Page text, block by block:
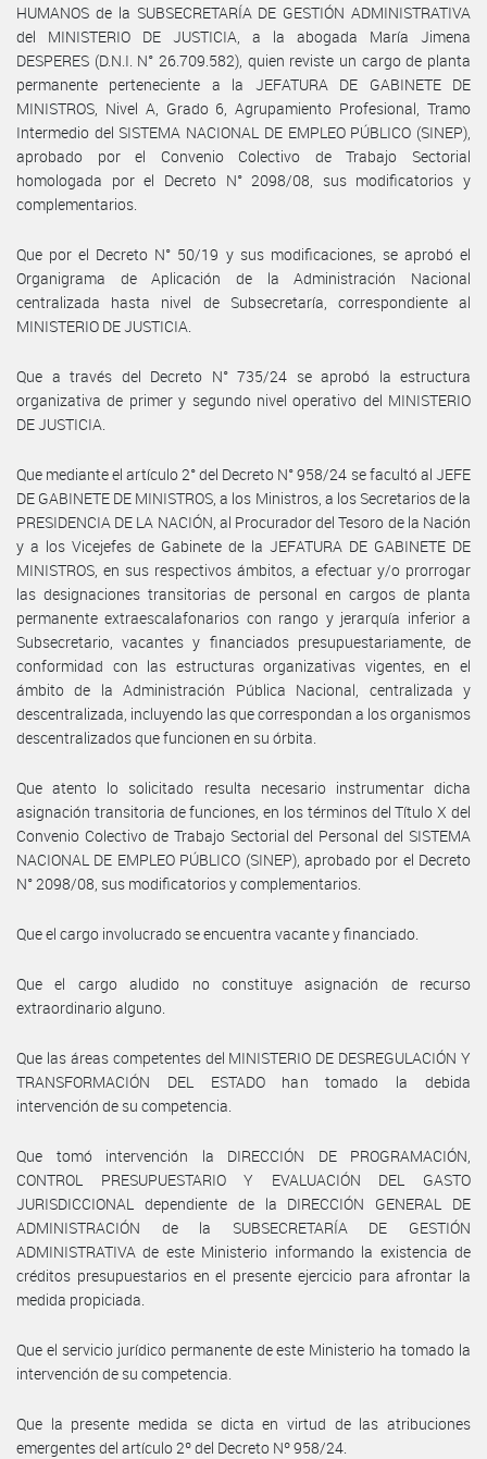
HUMANOS de la SUBSECRETARÍA DE GESTIÓN ADMINISTRATIVA
del MINISTERIO DE JUSTICIA, a la abogada María Jimena
DESPERES (D.N.I. N° 26.709.582), quien reviste un cargo de planta
permanente perteneciente a la JEFATURA DE GABINETE DE
MINISTROS, Nivel A, Grado 6, Agrupamiento Profesional, Tramo
Intermedio del SISTEMA NACIONAL DE EMPLEO PÚBLICO (SINEP),
aprobado por el Convenio Colectivo de Trabajo Sectorial
homologada por el Decreto N° 2098/08, sus modificatorios y
complementarios.
Que por el Decreto N° 50/19 y sus modificaciones, se aprobó el
Organigrama de Aplicación de la Administración Nacional
centralizada hasta nivel de Subsecretaría, correspondiente al
MINISTERIO DE JUSTICIA.
Que a través del Decreto N° 735/24 se aprobó la estructura
organizativa de primer y segundo nivel operativo del MINISTERIO
DE JUSTICIA.
Que mediante el artículo 2° del Decreto N° 958/24 se facultó al JEFE
DE GABINETE DE MINISTROS, a los Ministros, a los Secretarios de la
PRESIDENCIA DE LA NACIÓN, al Procurador del Tesoro de la Nación
y a los Vicejefes de Gabinete de la JEFATURA DE GABINETE DE
MINISTROS, en sus respectivos ámbitos, a efectuar y/o prorrogar
las designaciones transitorias de personal en cargos de planta
permanente extraescalafonarios con rango y jerarquía inferior a
Subsecretario, vacantes y financiados presupuestariamente, de
conformidad con las estructuras organizativas vigentes, en el
ámbito de la Administración Pública Nacional, centralizada y
descentralizada, incluyendo las que correspondan a los organismos
descentralizados que funcionen en su órbita.
Que atento lo solicitado resulta necesario instrumentar dicha
asignación transitoria de funciones, en los términos del Título X del
Convenio Colectivo de Trabajo Sectorial del Personal del SISTEMA
NACIONAL DE EMPLEO PÚBLICO (SINEP), aprobado por el Decreto
N° 2098/08, sus modificatorios y complementarios.
Que el cargo involucrado se encuentra vacante y financiado.
Que el cargo aludido no constituye asignación de recurso
extraordinario alguno.
Que las áreas competentes del MINISTERIO DE DESREGULACIÓN Y
TRANSFORMACIÓN DEL ESTADO han tomado la debida
intervención de su competencia.
Que tomó intervención la DIRECCIÓN DE PROGRAMACIÓN,
CONTROL PRESUPUESTARIO Y EVALUACIÓN DEL GASTO
JURISDICCIONAL dependiente de la DIRECCIÓN GENERAL DE
ADMINISTRACIÓN de la SUBSECRETARÍA DE GESTIÓN
ADMINISTRATIVA de este Ministerio informando la existencia de
créditos presupuestarios en el presente ejercicio para afrontar la
medida propiciada.
Que el servicio jurídico permanente de este Ministerio ha tomado la
intervención de su competencia.
Que la presente medida se dicta en virtud de las atribuciones
emergentes del artículo 2º del Decreto Nº 958/24.